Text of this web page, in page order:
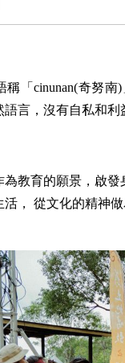
稱「cinunan(奇努
言，沒有自私和利
為教育的願景，啟
， 從文化的精神